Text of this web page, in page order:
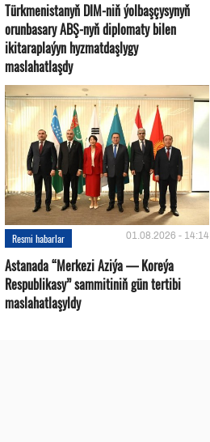
Türkmenistanyň DIM-niň ýolbaşçysynyň
orunbasary ABŞ-nyň diplomaty bilen
ikitaraplaýyn hyzmatdaşlygy
maslahatlaşdy
Resmi habarlar 01.08.2026 - 14:14
Astanada “Merkezi Aziýa — Koreýa
Respublikasy” sammitiniň gün tertibi
maslahatlaşyldy